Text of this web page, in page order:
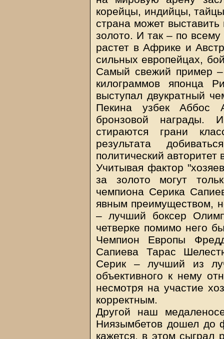
корейцы, индийцы,
страна может выставить
золото. И так – по
растет в Африке и
сильных европейцах,
Самый свежий пример –
килограммов японца
выступал двукратный
Пекина узбек Аббос
бронзовой награды.
стираются грани
результата
политический
Учитывая фактор
за золото могут
чемпиона Серика
явным преимуществом,
– лучший боксер
четверке помимо него
Чемпион Европы
Сапиева Тарас
Серик – лучший из
объективного к нему
несмотря на участие
корректным.
Другой наш
Ниязымбетов дошел до
кажется, в этом сыграл